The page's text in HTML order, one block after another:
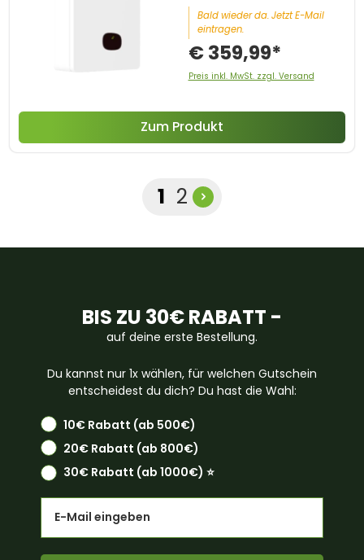
Bald wieder da. Jetzt E-Mail
eintragen.
€ 359,99*
Preis inkl. MwSt. zzgl. Versand
Zum Produkt
Seite
1 Seite
2
BIS ZU 30€ RABATT -
auf deine erste Bestellung.
Du kannst nur 1x wählen, für welchen Gutschein
entscheidest du dich? Du hast die Wahl:
10€ Rabatt (ab 500€)
20€ Rabatt (ab 800€)
30€ Rabatt (ab 1000€) ⭐️